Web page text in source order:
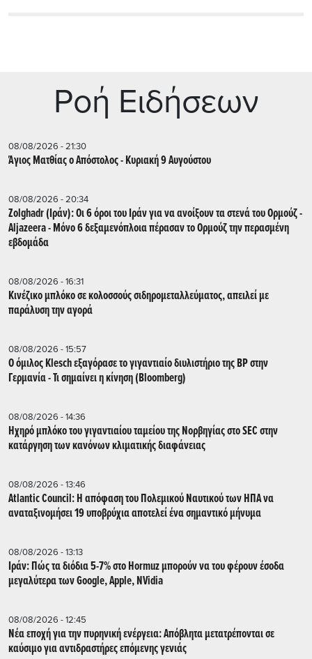
Ρoή Ειδήσεων
08/08/2026 - 21:30
Άγιος Ματθίας ο Απόστολος - Κυριακή 9 Αυγούστου
08/08/2026 - 20:34
Zolghadr (Ιράν): Οι 6 όροι του Ιράν για να ανοίξουν τα στενά του Ορμούζ -
Aljazeera - Mόνο 6 δεξαμενόπλοια πέρασαν το Ορμούζ την περασμένη
εβδομάδα
08/08/2026 - 16:31
Κινέζικο μπλόκο σε κολοσσούς σιδηρομεταλλεύματος, απειλεί με
παράλυση την αγορά
08/08/2026 - 15:57
Ο όμιλος Klesch εξαγόρασε το γιγαντιαίο διυλιστήριο της BP στην
Γερμανία - Τι σημαίνει η κίνηση (Βloomberg)
08/08/2026 - 14:36
Ηχηρό μπλόκο του γιγαντιαίου ταμείου της Νορβηγίας στο SEC στην
κατάργηση των κανόνων κλιματικής διαφάνειας
08/08/2026 - 13:46
Atlantic Council: Η απόφαση του Πολεμικού Ναυτικού των ΗΠΑ να
αναταξινομήσει 19 υποβρύχια αποτελεί ένα σημαντικό μήνυμα
08/08/2026 - 13:13
Ιράν: Πώς τα διόδια 5-7% στο Hormuz μπορούν να του φέρουν έσοδα
μεγαλύτερα των Google, Apple, NVidia
08/08/2026 - 12:45
Νέα εποχή για την πυρηνική ενέργεια: Απόβλητα μετατρέπονται σε
καύσιμο για αντιδραστήρες επόμενης γενιάς